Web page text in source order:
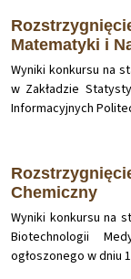
Matematyki i
Wyniki konkursu na
w Zakładzie
Informacyjnych
Chemiczny
Wyniki konkursu na
Biotechnologii
ogłoszonego w dniu